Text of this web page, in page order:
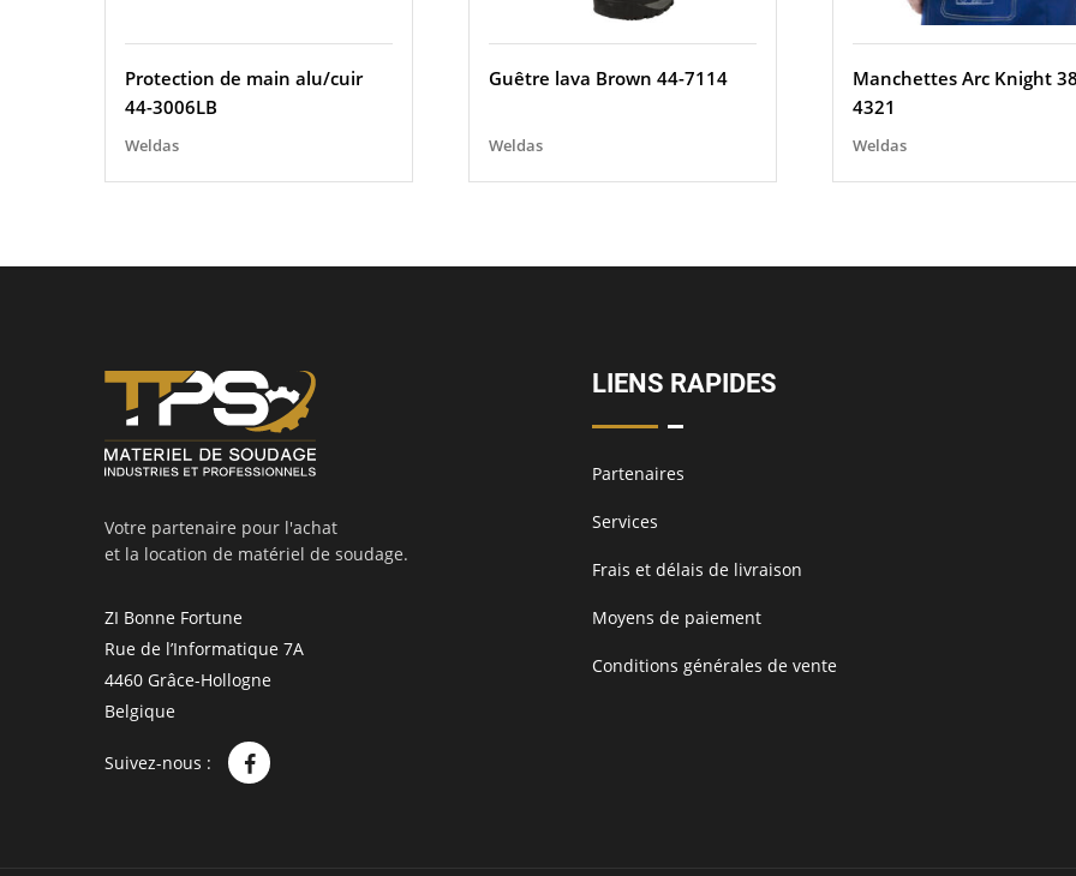
Protection de main alu/cuir
44-3006LB
Weldas
Guêtre lava Brown 44-7114
Weldas
Manchettes Arc Knight
4321
Weldas
Votre partenaire pour l'achat
et la location de matériel de soudage.
ZI Bonne Fortune
Rue de l’Informatique 7A
4460 Grâce-Hollogne
Belgique
Suivez-nous :
LIENS RAPIDES
Partenaires
Services
Frais et délais de livraison
Moyens de paiement
Conditions générales de vente